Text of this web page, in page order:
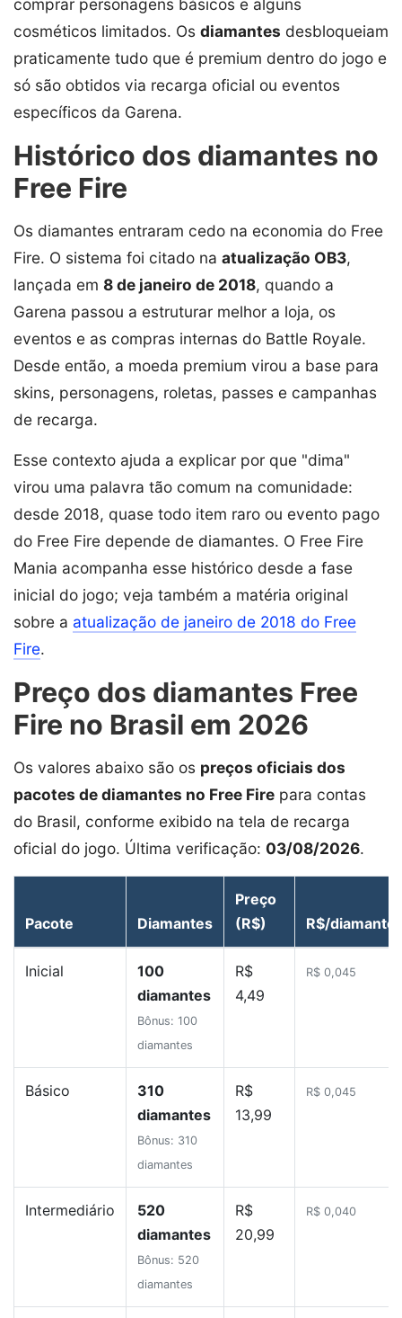
comprar personagens básicos e alguns
cosméticos limitados. Os diamantes desbloqueiam
praticamente tudo que é premium dentro do jogo e
só são obtidos via recarga oficial ou eventos
específicos da Garena.
Histórico dos diamantes no
Free Fire
Os diamantes entraram cedo na economia do Free
Fire. O sistema foi citado na atualização OB3,
lançada em 8 de janeiro de 2018, quando a
Garena passou a estruturar melhor a loja, os
eventos e as compras internas do Battle Royale.
Desde então, a moeda premium virou a base para
skins, personagens, roletas, passes e campanhas
de recarga.
Esse contexto ajuda a explicar por que "dima"
virou uma palavra tão comum na comunidade:
desde 2018, quase todo item raro ou evento pago
do Free Fire depende de diamantes. O Free Fire
Mania acompanha esse histórico desde a fase
inicial do jogo; veja também a matéria original
sobre a atualização de janeiro de 2018 do Free
Fire.
Preço dos diamantes Free
Fire no Brasil em 2026
Os valores abaixo são os preços oficiais dos
pacotes de diamantes no Free Fire para contas
do Brasil, conforme exibido na tela de recarga
oficial do jogo. Última verificação: 03/08/2026.
Pacote Diamantes
Preço
(R$)
R$/diamante
Inicial
100
diamantes
Bônus: 100
diamantes
R$
4,49
R$ 0,045
Básico
310
diamantes
Bônus: 310
diamantes
R$
13,99
R$ 0,045
Intermediário
520
diamantes
Bônus: 520
diamantes
R$
20,99
R$ 0,040